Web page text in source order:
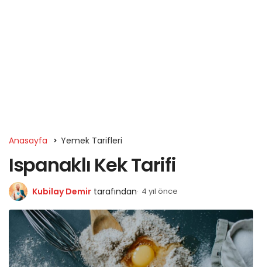
Anasayfa Yemek Tarifleri
Ispanaklı Kek Tarifi
Kubilay Demir tarafından 4 yıl önce